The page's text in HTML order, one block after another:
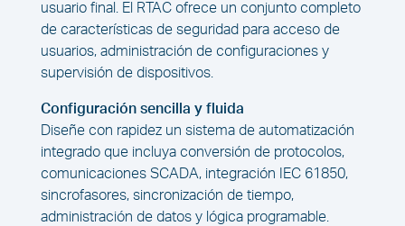
usuario final. El RTAC ofrece un conjunto completo
de características de seguridad para acceso de
usuarios, administración de configuraciones y
supervisión de dispositivos.
Configuración sencilla y fluida
Diseñe con rapidez un sistema de automatización
integrado que incluya conversión de protocolos,
comunicaciones SCADA, integración IEC 61850,
sincrofasores, sincronización de tiempo,
administración de datos y lógica programable.